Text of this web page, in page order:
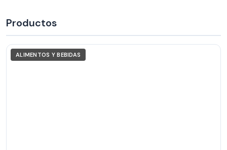
Productos
ALIMENTOS Y BEBIDAS